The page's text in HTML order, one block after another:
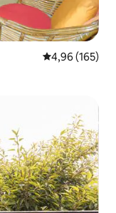
Gemiddelde
4,96 (165)